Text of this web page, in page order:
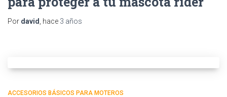
Por david , hace 3 años
ACCESORIOS BÁSICOS PARA MOTEROS